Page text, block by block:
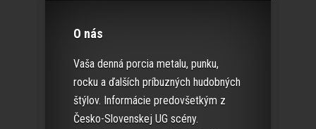
O nás
Vaša denná porcia metalu, punku,
rocku a ďalších príbuzných hudobných
štýlov. Informácie predovšetkým z
Česko-Slovenskej UG scény.